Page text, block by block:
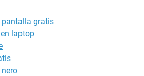
pantalla gratis
laptop